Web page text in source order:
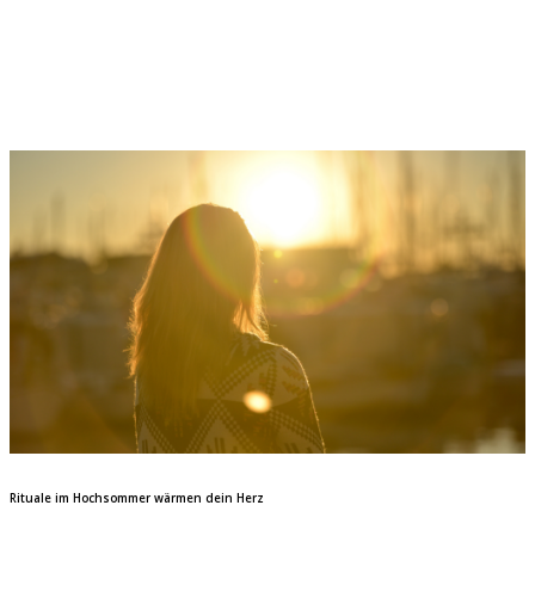
Rituale im Hochsommer wärmen dein Herz